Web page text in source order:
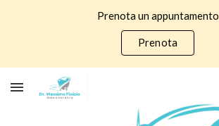
Prenota un appuntamento
Prenota